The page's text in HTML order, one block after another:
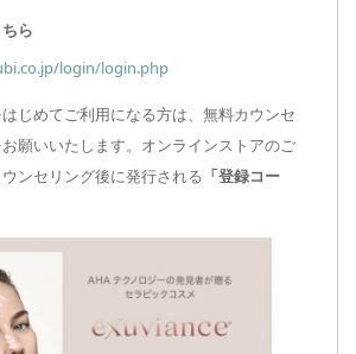
ら
login/login.php
じめてご利用になる方は、無料カウンセ
願いいたします。オンラインストアのご
ンセリング後に発行される 「登録コー